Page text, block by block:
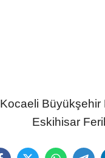
Kocaeli Büyükşehir
Eskihisar